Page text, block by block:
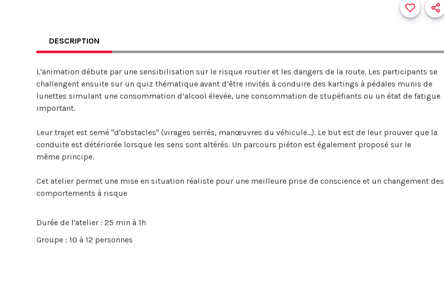
DESCRIPTION
L'animation débute par une sensibilisation sur le risque routier et les dangers de la route. Les participants se
challengent ensuite sur un quiz thématique avant d’être invités à conduire des kartings à pédales munis de
lunettes simulant une consommation d’alcool élevée, une consommation de stupéfiants ou un état de fatigue
important.
Leur trajet est semé "d'obstacles" (virages serrés, manœuvres du véhicule...). Le but est de leur prouver que la
conduite est détériorée lorsque les sens sont altérés. Un parcours piéton est également proposé sur le
même principe.
Cet atelier permet une mise en situation réaliste pour une meilleure prise de conscience et un changement des
comportements à risque
Durée de l'atelier : 25 min à 1h
Groupe : 10 à 12 personnes